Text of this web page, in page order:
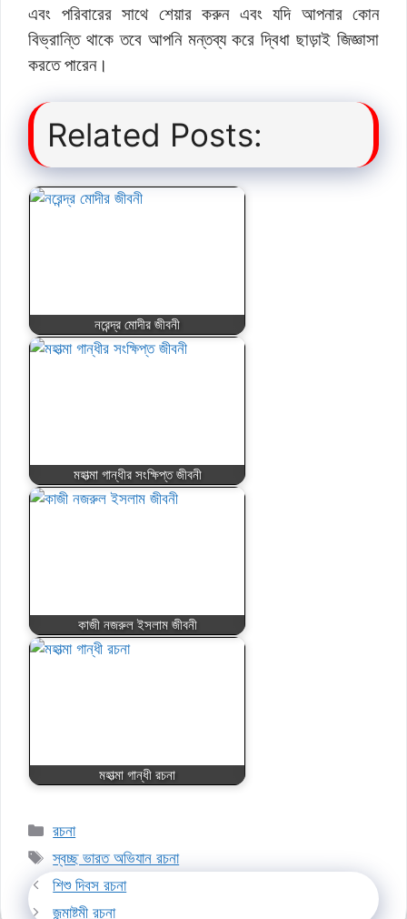
এবং পরিবারের সাথে শেয়ার করুন এবং যদি আপনার কোন
বিভ্রান্তি থাকে তবে আপনি মন্তব্য করে দ্বিধা ছাড়াই জিজ্ঞাসা
করতে পারেন।
Related Posts:
নরেন্দ্র মোদীর জীবনী
মহাত্মা গান্ধীর সংক্ষিপ্ত জীবনী
কাজী নজরুল ইসলাম জীবনী
মহাত্মা গান্ধী রচনা
Categories
রচনা
Tags
স্বচ্ছ ভারত অভিযান রচনা
শিশু দিবস রচনা
জন্মাষ্টমী রচনা